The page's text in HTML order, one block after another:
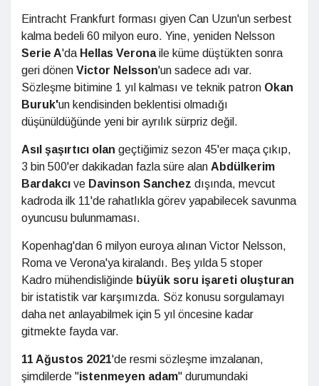
Eintracht Frankfurt forması giyen Can Uzun'un serbest
kalma bedeli 60 milyon euro. Yine, yeniden Nelsson
Serie A'da Hellas Veronaile küme düştükten sonra
geri dönen Victor Nelsson'un sadece adı var.
Sözleşme bitimine 1 yıl kalması ve teknik patron Okan
Buruk'un kendisinden beklentisi olmadığı
düşünüldüğünde yeni bir ayrılık sürpriz değil.
Asıl şaşırtıcı olan geçtiğimiz sezon 45'er maça çıkıp,
3 bin 500'er dakikadan fazla süre alan Abdülkerim
Bardakcı ve Davinson Sanchez dışında, mevcut
kadroda ilk 11'de rahatlıkla görev yapabilecek savunma
oyuncusu bulunmaması.
Kopenhag'dan 6 milyon euroya alınan Victor Nelsson,
Roma ve Verona'ya kiralandı. Beş yılda 5 stoper
Kadro mühendisliğinde büyük soru işareti oluşturan
bir istatistik var karşımızda. Söz konusu sorgulamayı
daha net anlayabilmek için 5 yıl öncesine kadar
gitmekte fayda var.
11 Ağustos 2021'de resmi sözleşme imzalanan,
şimdilerde "istenmeyen adam" durumundaki